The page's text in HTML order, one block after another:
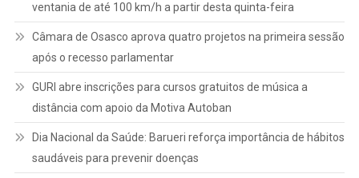
ventania de até 100 km/h a partir desta quinta-feira
Câmara de Osasco aprova quatro projetos na primeira sessão
após o recesso parlamentar
GURI abre inscrições para cursos gratuitos de música a
distância com apoio da Motiva Autoban
Dia Nacional da Saúde: Barueri reforça importância de hábitos
saudáveis para prevenir doenças